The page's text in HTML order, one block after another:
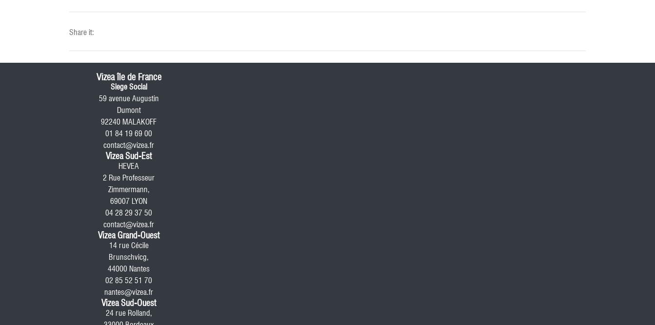
Share it:
Vizea île de France
Siege Social
59 avenue Augustin
Dumont
92240 MALAKOFF
01 84 19 69 00
contact@vizea.fr
Vizea Sud-Est
HEVEA
2 Rue Professeur
Zimmermann,
69007 LYON
04 28 29 37 50
contact@vizea.fr
Vizea Grand-Ouest
14 rue Cécile
Brunschvicg,
44000 Nantes
02 85 52 51 70
nantes@vizea.fr
Vizea Sud-Ouest
24 rue Rolland,